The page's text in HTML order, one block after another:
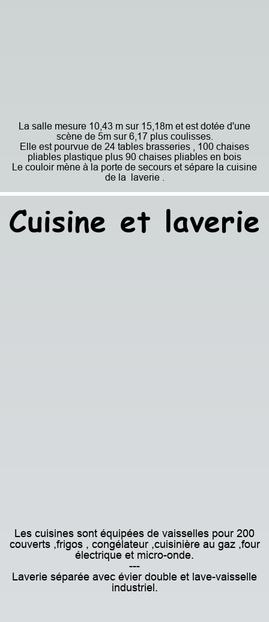
La salle mesure 10,43 m sur 15,18m et est dotée d'une
scène de 5m sur 6,17 plus coulisses.
Elle est pourvue de 24 tables brasseries , 100 chaises
pliables plastique plus 90 chaises pliables en bois
Le couloir mène à la porte de secours etsépare la cuisine
de la laverie .
Cuisine et laverie
Les cuisines sont équipées de vaisselles pour 200
couverts ,frigos , congélateur ,cuisinière au gaz ,four
électrique et micro-onde.
---
Laverie séparée avec évier double et lave-vaisselle
industriel.